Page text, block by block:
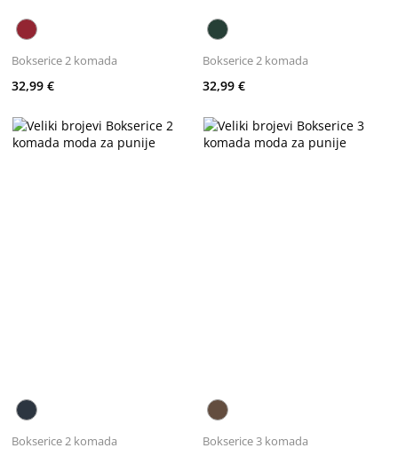
Bokserice 2 komada
32,99 €
Bokserice 2 komada
32,99 €
Bokserice 2 komada Bokserice 3 komada